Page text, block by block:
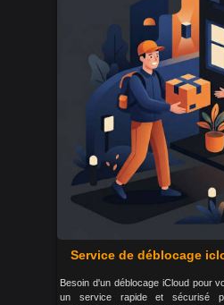
Service de déblocage
Besoin d'un déblocage iCloud pour
un service rapide et sécurisé